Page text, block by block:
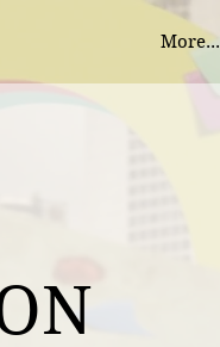
More...